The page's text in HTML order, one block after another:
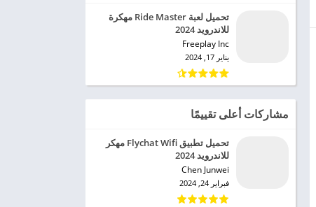
تحميل لعبة Ride Master مهكرة
للاندرويد 2024
Freeplay Inc‏
يناير 17, 2024
مشاركات أعلى تقييمًا
تحميل تطبيق Flychat Wifi مهكر
للاندرويد 2024
Chen Junwei‏
فبراير 24, 2024